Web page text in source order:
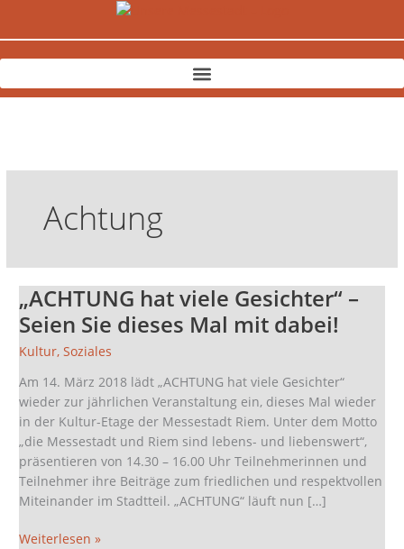
Achtung
„ACHTUNG hat viele Gesichter“ –
Seien Sie dieses Mal mit dabei!
Kultur,Soziales
Am 14. März 2018 lädt „ACHTUNG hat viele Gesichter“
wieder zur jährlichen Veranstaltung ein, dieses Mal wieder
in der Kultur-Etage der Messestadt Riem. Unter dem Motto
„die Messestadt und Riem sind lebens- und liebenswert“,
präsentieren von 14.30 – 16.00 Uhr Teilnehmerinnen und
Teilnehmer ihre Beiträge zum friedlichen und respektvollen
Miteinander im Stadtteil. „ACHTUNG“ läuft nun […]
„ACHTUNG
hat
viele
Gesichter“
–
Seien
Sie
dieses
Mal
mit
dabei!
Weiterlesen »